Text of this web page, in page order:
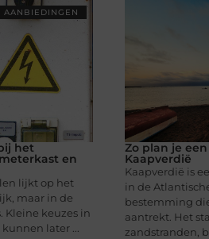
AANBIEDINGEN
het
en
lijkt op het
maar in de
Kleine keuzes in
later ...
Zo plan je
Kaapverdië
Kaapverdië is
in de
bestemming
aantrekt. Het
zandstranden,